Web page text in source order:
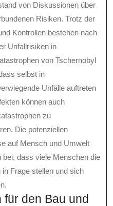
von Diskussionen über
Risiken. Trotz der
Kontrollen bestehen nach
Unfallrisiken in
von Tschernobyl
selbst in
Unfälle auftreten
können auch
zu
Die potenziellen
auf Mensch und Umwelt
dass viele Menschen die
Frage stellen und sich
für den Bau und